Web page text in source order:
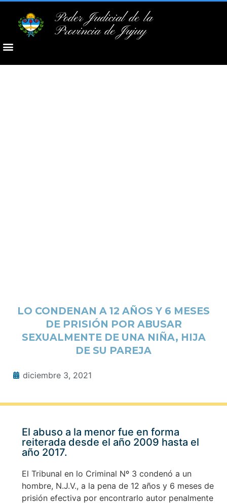
Poder Judicial de la
Provincia de Jujuy
LO CONDENAN A 12 AÑOS Y 6 MESES
DE PRISIÓN POR ABUSAR
SEXUALMENTE DE UNA NIÑA, HIJA
DE SU PAREJA
diciembre 3, 2021
El abuso a la menor fue en forma
reiterada desde el año 2009 hasta el
año 2017.
El Tribunal en lo Criminal Nº 3 condenó a un
hombre, N.J.V., a la pena de 12 años y 6 meses de
prisión efectiva por encontrarlo autor penalmente